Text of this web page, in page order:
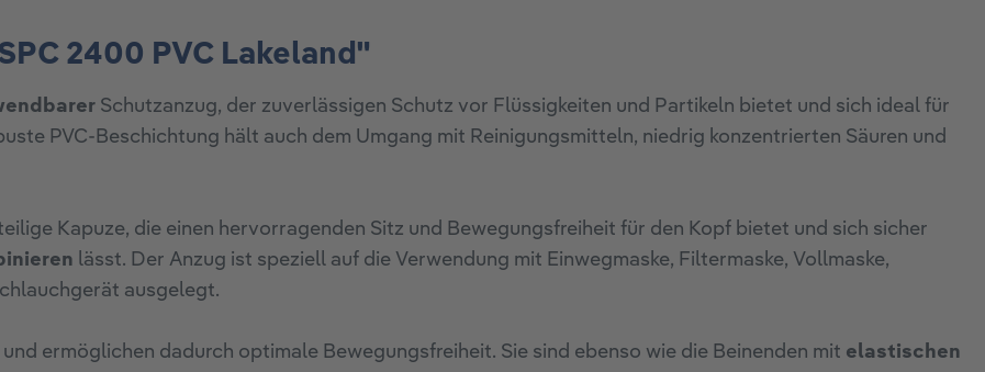
2400 PVC Lakeland"
Schutzanzug, der zuverlässigen Schutz vor Flüssigkeiten und Partikeln bietet und sich ideal für
PVC-Beschichtung hält auch dem Umgang mit Reinigungsmitteln, niedrig konzentrierten Säuren und
Kapuze, die einen hervorragenden Sitz und Bewegungsfreiheit für den Kopf bietet und sich sicher
lässt. Der Anzug ist speziell auf die Verwendung mit Einwegmaske, Filtermaske, Vollmaske,
ausgelegt.
ermöglichen dadurch optimale Bewegungsfreiheit. Sie sind ebenso wie die Beinenden mit elastischen